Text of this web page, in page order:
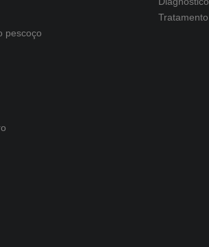
pescoço
Tratamento